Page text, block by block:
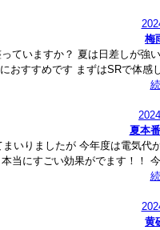
梅
ていますか？ 夏は日差しが
おすすめです まずはSRで体
夏本
いりましたが 今年度は電気
当にすごい効果がでます！！
黄